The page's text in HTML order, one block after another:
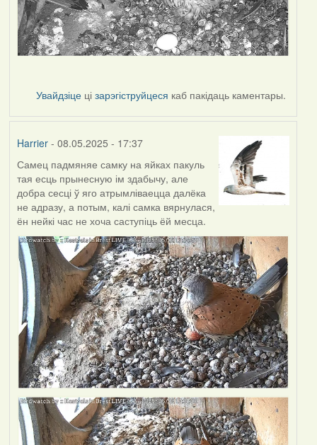
Увайдзіце цізарэгіструйцеся каб пакідаць каментары.
Harrier- 08.05.2025 - 17:37
Самец падмяняе самку на яйках пакуль
тая есць прынесную ім здабычу, але
добра сесці ў яго атрымліваецца далёка
не адразу, а потым, калі самка вярнулася,
ён нейкі час не хоча саступіць ёй месца.